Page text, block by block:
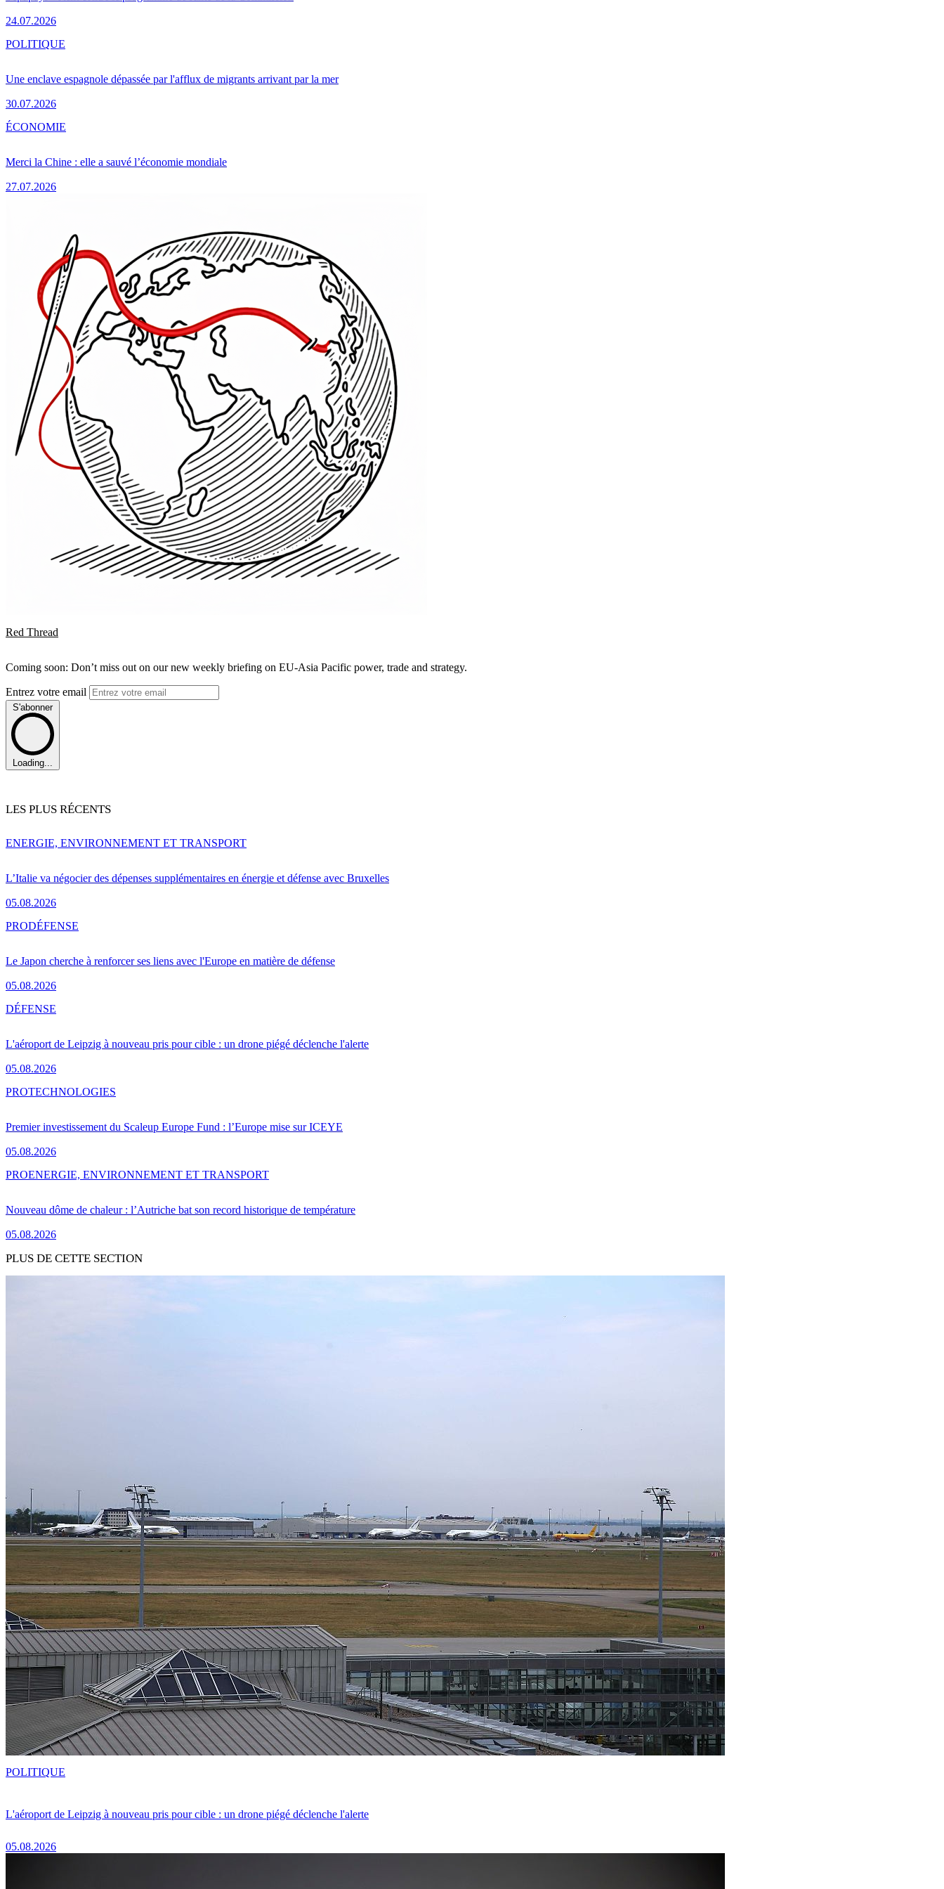
24.07.2026
Une enclave espagnole dépassée par l'afflux de migrants arrivant par la mer
30.07.2026
POLITIQUE
Merci la Chine : elle a sauvé l’économie mondiale
27.07.2026
ÉCONOMIE
Red Thread
Coming soon: Don’t miss out on our new weekly briefing on EU-Asia Pacific power, trade and strategy.
Entrez votre email
S'abonner
Loading...
LES PLUS RÉCENTS
L’Italie va négocier des dépenses supplémentaires en énergie et défense avec Bruxelles
05.08.2026
ENERGIE, ENVIRONNEMENT ET TRANSPORT
Le Japon cherche à renforcer ses liens avec l'Europe en matière de défense
05.08.2026
PRODÉFENSE
L'aéroport de Leipzig à nouveau pris pour cible : un drone piégé déclenche l'alerte
05.08.2026
DÉFENSE
Premier investissement du Scaleup Europe Fund : l’Europe mise sur ICEYE
05.08.2026
PROTECHNOLOGIES
Nouveau dôme de chaleur : l’Autriche bat son record historique de température
05.08.2026
PROENERGIE, ENVIRONNEMENT ET TRANSPORT
PLUS DE CETTE SECTION
L'aéroport de Leipzig à nouveau pris pour cible : un drone piégé déclenche l'alerte
05.08.2026
POLITIQUE